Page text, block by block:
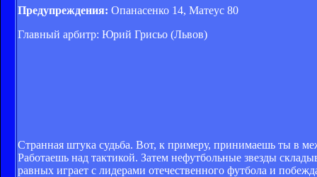
Предупреждения: Опанасенко 14, Матеус 80
Главный арбитр: Юрий Грисьо (Львов)
Странная штука судьба. Вот, к примеру, принимаешь ты в
Работаешь над тактикой. Затем нефутбольные звезды
равных играет с лидерами отечественного футбола и